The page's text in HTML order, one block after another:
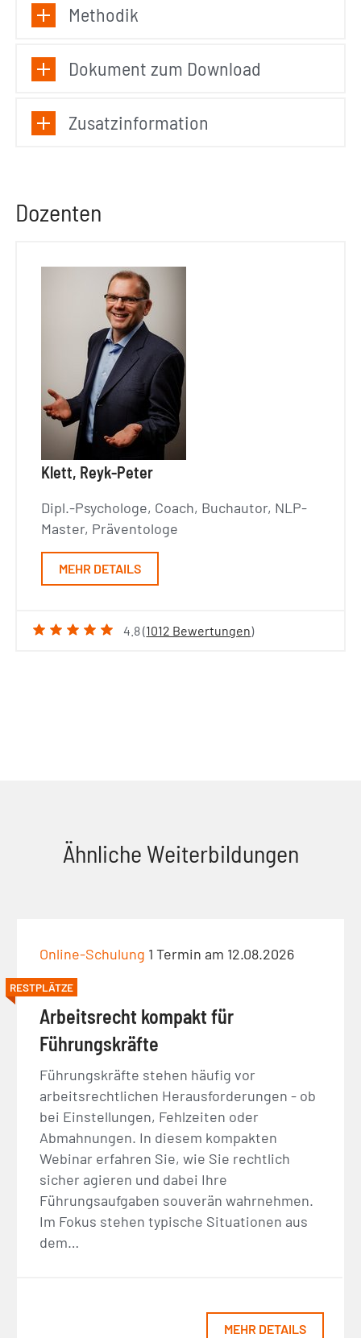
Methodik
Dokument zum Download
Zusatzinformation
Dozenten
Klett, Reyk-Peter
Dipl.-Psychologe, Coach, Buchautor, NLP-
Master, Präventologe
MEHR DETAILS
4.8 (1012 Bewertungen)
Ähnliche Weiterbildungen
Online-Schulung 1 Termin am 12.08.2026
RESTPLÄTZE
Arbeitsrecht kompakt für
Führungskräfte
Führungskräfte stehen häufig vor
arbeitsrechtlichen Herausforderungen - ob
bei Einstellungen, Fehlzeiten oder
Abmahnungen. In diesem kompakten
Webinar erfahren Sie, wie Sie rechtlich
sicher agieren und dabei Ihre
Führungsaufgaben souverän wahrnehmen.
Im Fokus stehen typische Situationen aus
dem…
MEHR DETAILS